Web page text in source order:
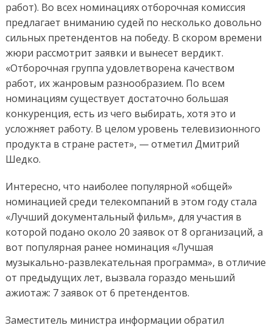
работ). Во всех номинациях отборочная комиссия
предлагает вниманию судей по несколько довольно
сильных претендентов на победу. В скором времени
жюри рассмотрит заявки и вынесет вердикт.
«Отборочная группа удовлетворена качеством
работ, их жанровым разнообразием. По всем
номинациям существует достаточно большая
конкуренция, есть из чего выбирать, хотя это и
усложняет работу. В целом уровень телевизионного
продукта в стране растет», — отметил Дмитрий
Шедко.
Интересно, что наиболее популярной «общей»
номинацией среди телекомпаний в этом году стала
«Лучший документальный фильм», для участия в
которой подано около 20 заявок от 8 организаций, а
вот популярная ранее номинация «Лучшая
музыкально-развлекательная программа», в отличие
от предыдущих лет, вызвала гораздо меньший
ажиотаж: 7 заявок от 6 претендентов.
Заместитель министра информации обратил